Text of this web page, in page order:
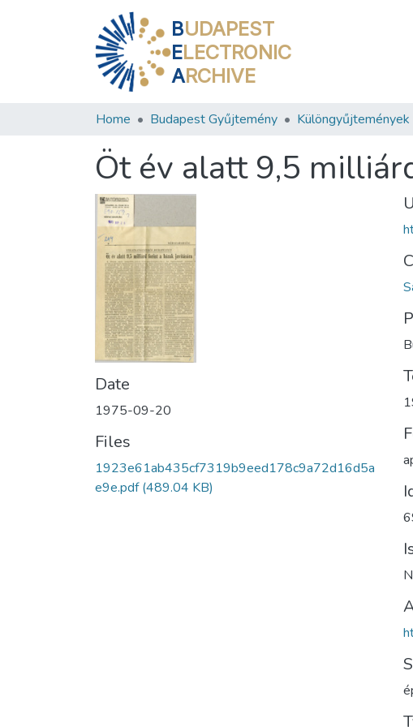
BUDAPEST
ELECTRONIC
ARCHIVE
Home Budapest Gyűjtemény Különgyűjtemények
Öt év alatt 9,5
Date
1975-09-20
Files
1923e61ab435cf7319b9eed178c9a72d16d5a
e9e.pdf(489.04 KB)